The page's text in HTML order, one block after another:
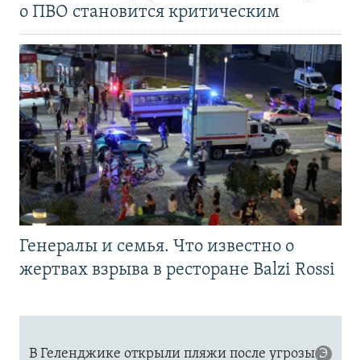
о ПВО становится критическим
Генералы и семья. Что известно о
жертвах взрыва в ресторане Balzi Rossi